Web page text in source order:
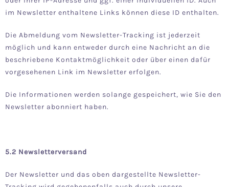
im Newsletter enthaltene Links können diese ID enthalten.
Die Abmeldung vom Newsletter-Tracking ist jederzeit
möglich und kann entweder durch eine Nachricht an die
beschriebene Kontaktmöglichkeit oder über einen dafür
vorgesehenen Link im Newsletter erfolgen.
Die Informationen werden solange gespeichert, wie Sie den
Newsletter abonniert haben.
5.2 Newsletterversand
Der Newsletter und das oben dargestellte Newsletter-